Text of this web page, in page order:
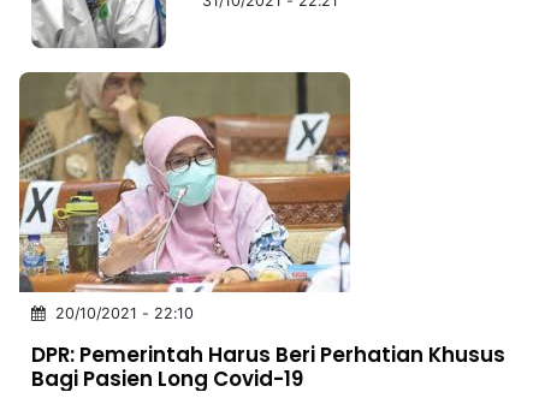
20/10/2021 - 22:10
DPR: Pemerintah Harus Beri Perhatian Khusus
Bagi Pasien Long Covid-19